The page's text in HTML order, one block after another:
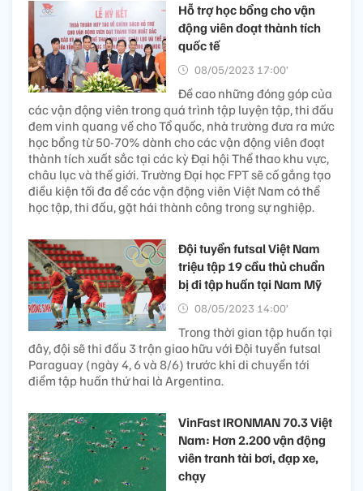
Hỗ trợ học bổng cho vận
động viên đoạt thành tích
quốc tế
08/05/2023 17:00’
Đề cao những đóng góp của
các vận động viên trong quá trình tập luyện tập, thi đấu
đem vinh quang về cho Tổ quốc, nhà trường đưa ra mức
học bổng từ 50-70% dành cho các vận động viên đoạt
thành tích xuất sắc tại các kỳ Đại hội Thể thao khu vực,
châu lục và thế giới. Trường Đại học FPT sẽ cố gắng tạo
điều kiện tối đa để các vận động viên Việt Nam có thể
học tập, thi đấu, gặt hái thành công trong sự nghiệp.
Đội tuyển futsal Việt Nam
triệu tập 19 cầu thủ chuẩn
bị đi tập huấn tại Nam Mỹ
08/05/2023 14:00’
Trong thời gian tập huấn tại
đây, đội sẽ thi đấu 3 trận giao hữu với Đội tuyển futsal
Paraguay (ngày 4, 6 và 8/6) trước khi di chuyển tới
điểm tập huấn thứ hai là Argentina.
VinFast IRONMAN 70.3 Việt
Nam: Hơn 2.200 vận động
viên tranh tài bơi, đạp xe,
chạy